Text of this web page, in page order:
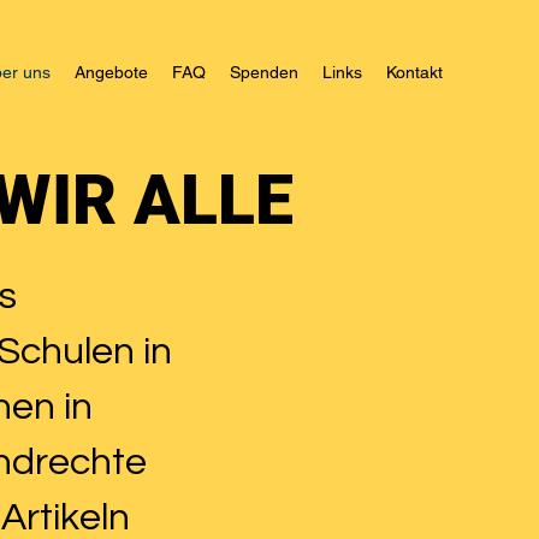
uns Angebote FAQ Spenden Links Kontakt
ALLE
in
in